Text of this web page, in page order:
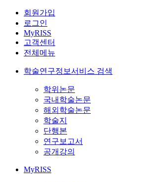
회원가입
로그인
MyRISS
고객센터
전체메뉴
학술연구정보서비스 검색
학위논문
국내학술논문
해외학술논문
학술지
단행본
연구보고서
공개강의
MyRISS